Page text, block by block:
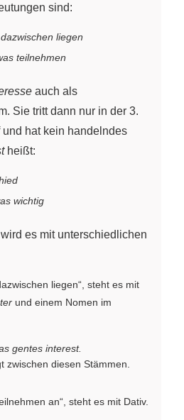
sind:
liegen
teilnehmen
auch als
Sie tritt dann nur in der 3.
hat kein handelndes
heißt:
wichtig
es mit unterschiedlichen
liegen“, steht es mit
und einem Nomen im
gentes interest.
zwischen diesen Stämmen.
an“, steht es mit Dativ.